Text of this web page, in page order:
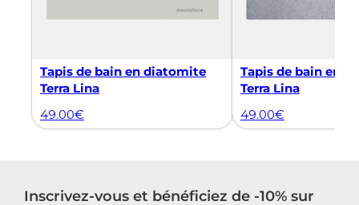
Tapis de bain en diatomite
Terra Lina
49.00€
Tapis de bain en
Terra Lina
49.00€
Inscrivez-vous et bénéficiez de -10% sur